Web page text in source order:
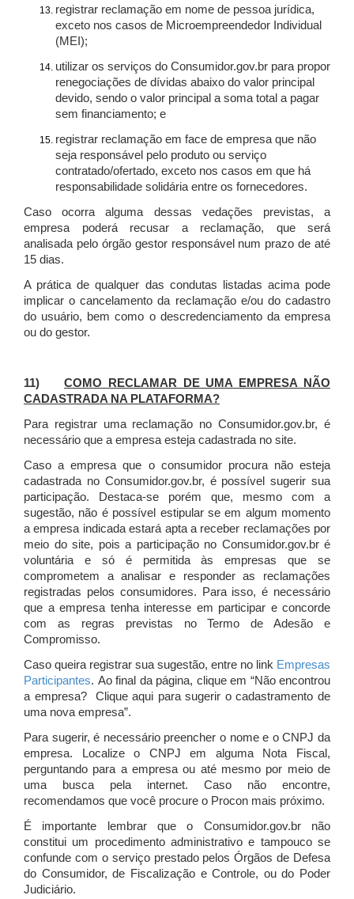
registrar reclamação em nome de pessoa jurídica,
exceto nos casos de Microempreendedor Individual
(MEI);
utilizar os serviços do Consumidor.gov.br para propor
renegociações de dívidas abaixo do valor principal
devido, sendo o valor principal a soma total a pagar
sem financiamento; e
registrar reclamação em face de empresa que não
seja responsável pelo produto ou serviço
contratado/ofertado, exceto nos casos em que há
responsabilidade solidária entre os fornecedores.
Caso ocorra alguma dessas vedações previstas, a
empresa poderá recusar a reclamação, que será
analisada pelo órgão gestor responsável num prazo de até
15 dias.
A prática de qualquer das condutas listadas acima pode
implicar o cancelamento da reclamação e/ou do cadastro
do usuário, bem como o descredenciamento da empresa
ou do gestor.
11)COMO RECLAMAR DE UMA EMPRESA NÃO
CADASTRADA NA PLATAFORMA?
Para registrar uma reclamação no Consumidor.gov.br, é
necessário que a empresa esteja cadastrada no site.
Caso a empresa que o consumidor procura não esteja
cadastrada no Consumidor.gov.br, é possível sugerir sua
participação. Destaca-se porém que, mesmo com a
sugestão, não é possível estipular se em algum momento
a empresa indicada estará apta a receber reclamações por
meio do site, pois a participação no Consumidor.gov.br é
voluntária e só é permitida às empresas que se
comprometem a analisar e responder as reclamações
registradas pelos consumidores. Para isso, é necessário
que a empresa tenha interesse em participar e concorde
com as regras previstas no Termo de Adesão e
Compromisso.
Caso queira registrar sua sugestão, entre no link Empresas
Participantes. Ao final da página, clique em “Não encontrou
a empresa? Clique aqui para sugerir o cadastramento de
uma nova empresa”.
Para sugerir, é necessário preencher o nome e o CNPJ da
empresa. Localize o CNPJ em alguma Nota Fiscal,
perguntando para a empresa ou até mesmo por meio de
uma busca pela internet. Caso não encontre,
recomendamos que você procure o Procon mais próximo.
É importante lembrar que o Consumidor.gov.br não
constitui um procedimento administrativo e tampouco se
confunde com o serviço prestado pelos Órgãos de Defesa
do Consumidor, de Fiscalização e Controle, ou do Poder
Judiciário.